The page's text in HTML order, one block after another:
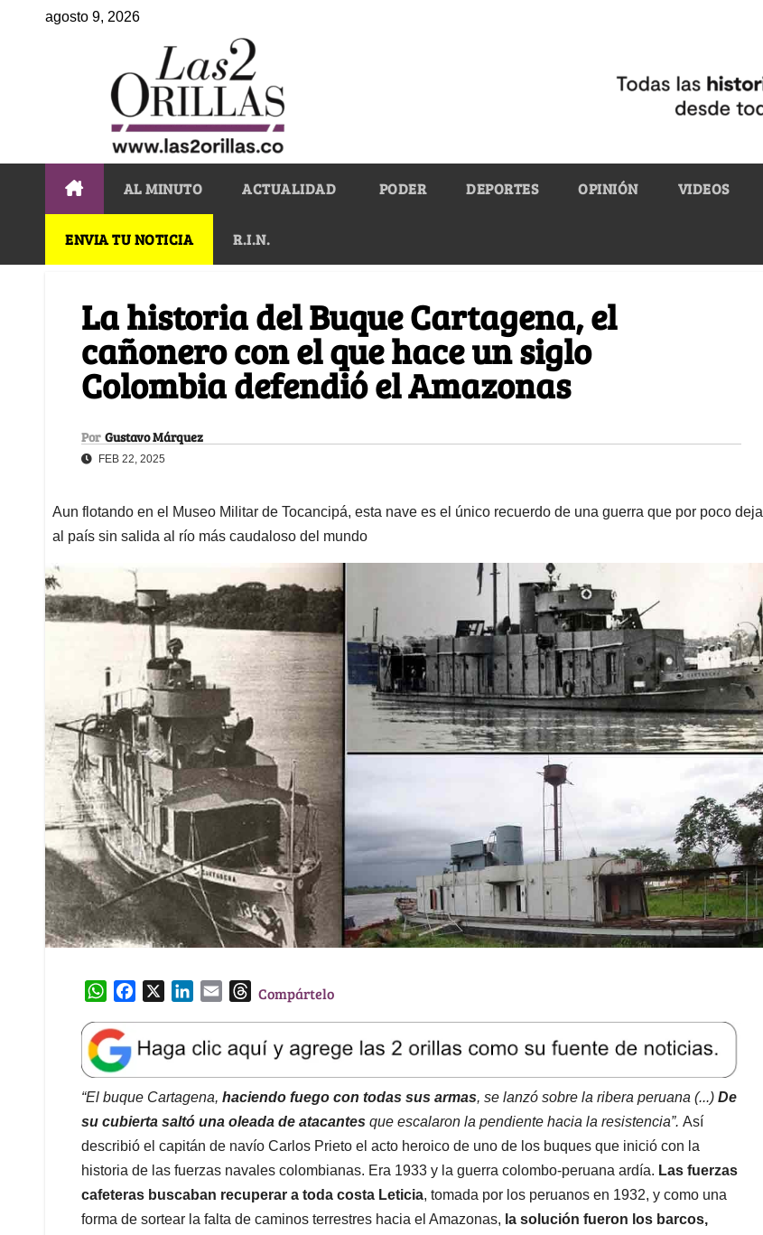
agosto 9, 2026
AL MINUTO ACTUALIDAD PODER DEPORTES OPINIÓN VIDEOS
ENVIA TU NOTICIA R.I.N.
La historia del Buque Cartagena, el
cañonero con el que hace un siglo
Colombia defendió el Amazonas
Por Gustavo Márquez
FEB 22, 2025
Aun flotando en el Museo Militar de Tocancipá, esta nave es el único recuerdo de una guerra que por poco deja
al país sin salida al río más caudaloso del mundo
W
a
t
s
A
p
p
e
b
o
o
k
k
e
d
I
n
l
T
e
a
d
s
Compártelo
“El buque Cartagena, haciendo fuego con todas sus armas, se lanzó sobre la ribera peruana (...) De
su cubierta saltó una oleada de atacantes que escalaron la pendiente hacia la resistencia”. Así
describió el capitán de navío Carlos Prieto el acto heroico de uno de los buques que inició con la
historia de las fuerzas navales colombianas. Era 1933 y la guerra colombo-peruana ardía. Las fuerzas
cafeteras buscaban recuperar a toda costa Leticia, tomada por los peruanos en 1932, y como una
forma de sortear la falta de caminos terrestres hacia el Amazonas, la solución fueron los barcos,